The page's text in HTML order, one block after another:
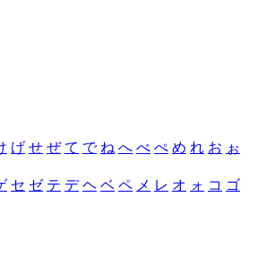
げ せ ぜ て で ね へ べ ぺ め れ お ぉ
セ ゼ テ デ ヘ ベ ペ メ レ オ ォ コ ゴ